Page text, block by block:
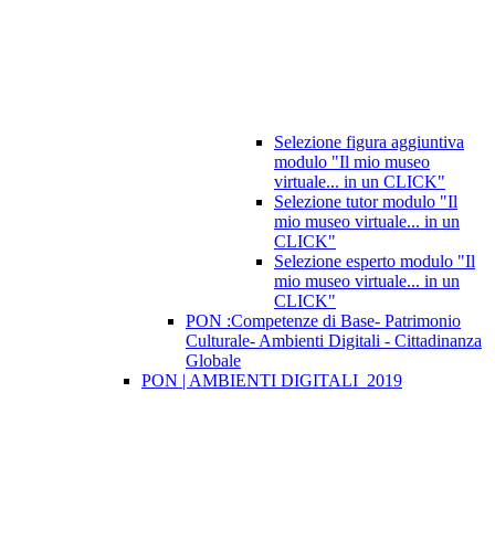
Selezione figura aggiuntiva
modulo "Il mio museo
virtuale... in un CLICK"
Selezione tutor modulo "Il
mio museo virtuale... in un
CLICK"
Selezione esperto modulo "Il
mio museo virtuale... in un
CLICK"
PON :Competenze di Base- Patrimonio
Culturale- Ambienti Digitali - Cittadinanza
Globale
PON | AMBIENTI DIGITALI_2019